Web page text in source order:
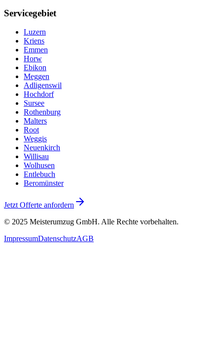
Servicegebiet
Luzern
Kriens
Emmen
Horw
Ebikon
Meggen
Adligenswil
Hochdorf
Sursee
Rothenburg
Malters
Root
Weggis
Neuenkirch
Willisau
Wolhusen
Entlebuch
Beromünster
Jetzt Offerte anfordern
© 2025 Meisterumzug GmbH. Alle Rechte vorbehalten.
ImpressumDatenschutzAGB